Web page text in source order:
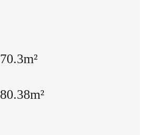
70.3m²
80.38m²